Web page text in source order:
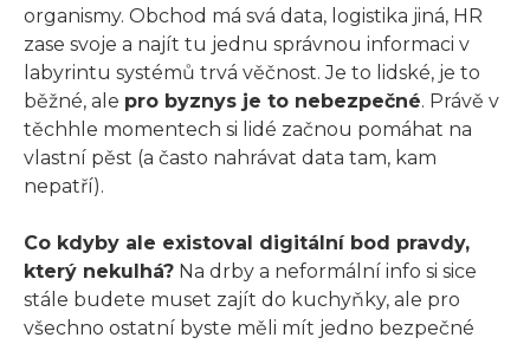
organismy. Obchod má svá data, logistika jiná, HR
zase svoje a najít tu jednu správnou informaci v
labyrintu systémů trvá věčnost. Je to lidské, je to
běžné, ale pro byznys je to nebezpečné. Právě v
těchhle momentech si lidé začnou pomáhat na
vlastní pěst (a často nahrávat data tam, kam
nepatří).
Co kdyby ale existoval digitální bod pravdy,
který nekulhá? Na drby a neformální info si sice
stále budete muset zajít do kuchyňky, ale pro
všechno ostatní byste měli mít jedno bezpečné